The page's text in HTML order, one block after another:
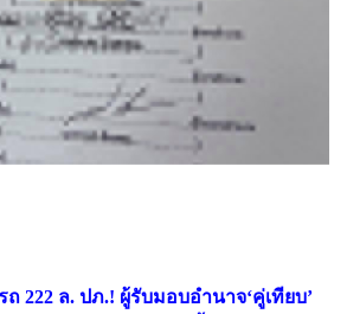
ถ 222 ล. ปภ.! ผู้รับมอบอำนาจ‘คู่เทียบ’